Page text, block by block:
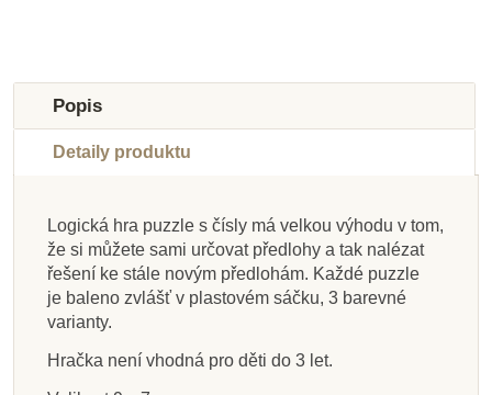
Do školy
Skladem
Small Foot Vrstvené
puzzle - Anatomie
Tim
Do školy
Na dotaz
Djeco Hra na
Do školy
Na dotaz
Detoa Magnetické
puzzle - Děti
Do školy
Na dotaz
Bino Skládanka
Do školy
Skladem
Kniha s puzzle -
Dopravní prostředky
Do školy
Na dotaz
Lesní svět Tripexeso
Do školy
Skladem
Djeco Duo Puzzle Co
bude dnes k obědu?
Do školy
Skladem
Lesní svět Pexeso
Popis
Detaily produktu
Logická hra puzzle s čísly má velkou výhodu v tom,
že si můžete sami určovat předlohy a tak nalézat
řešení ke stále novým předlohám. Každé puzzle
je baleno zvlášť v plastovém sáčku, 3 barevné
varianty.
Hračka není vhodná pro děti do 3 let.